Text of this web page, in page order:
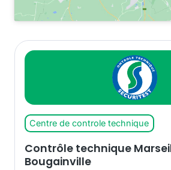
Centre de controle technique
Contrôle technique
Bougainville